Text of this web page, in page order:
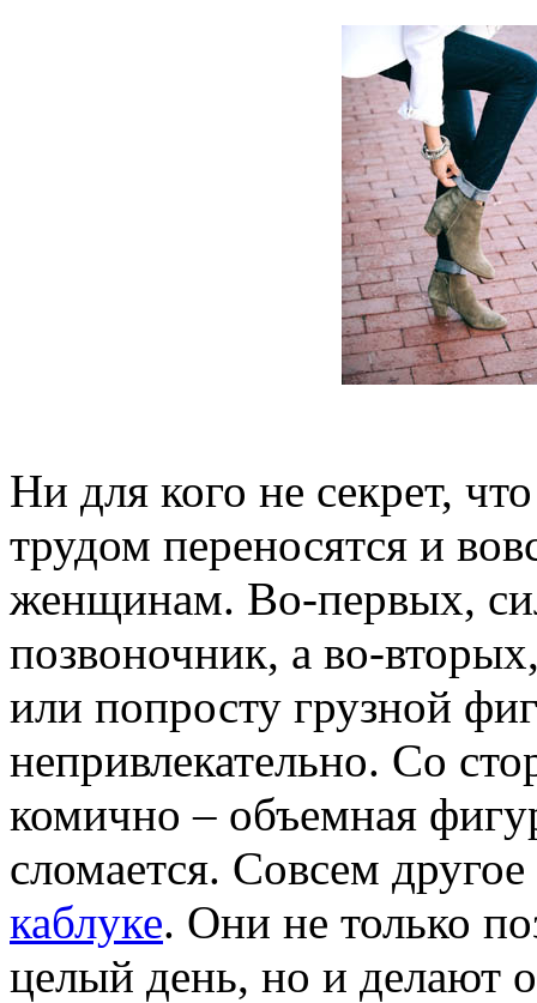
Ни для кого не секрет,
трудом переносятся и
женщинам. Во-первых,
позвоночник, а во-
или попросту грузной
непривлекательно. Со
комично – объемная
сломается. Совсем
каблуке. Они не только
целый день, но и делают